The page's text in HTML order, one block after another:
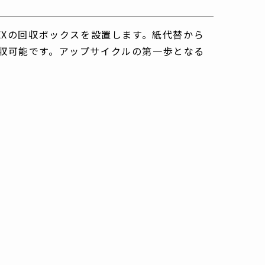
回収ボックスを設置します。紙代替から
能です。アップサイクルの第一歩となる